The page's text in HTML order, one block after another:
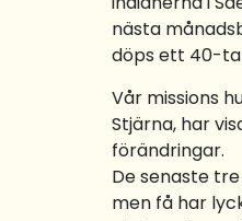
nästa
döps ett 40-
Vår missions
Stjärna, har
förändringar.
De senaste
men få har